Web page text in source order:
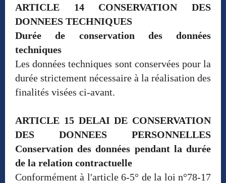
ARTICLE 14 CONSERVATION DES
DONNEES TECHNIQUES
Durée de conservation des données
techniques
Les données techniques sont conservées pour la
durée strictement nécessaire à la réalisation des
finalités visées ci-avant.
ARTICLE 15 DELAI DE CONSERVATION
DES DONNEES PERSONNELLES
Conservation des données pendant la durée
de la relation contractuelle
Conformément à l'article 6-5° de la loi n°78-17